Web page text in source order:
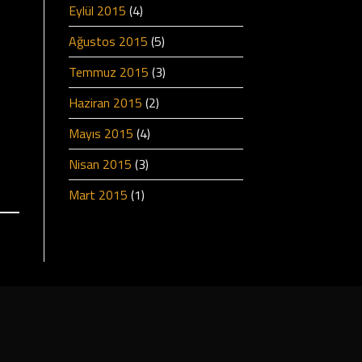
Eylül 2015 (4)
Ağustos 2015 (5)
Temmuz 2015 (3)
Haziran 2015 (2)
Mayıs 2015 (4)
Nisan 2015 (3)
Mart 2015 (1)